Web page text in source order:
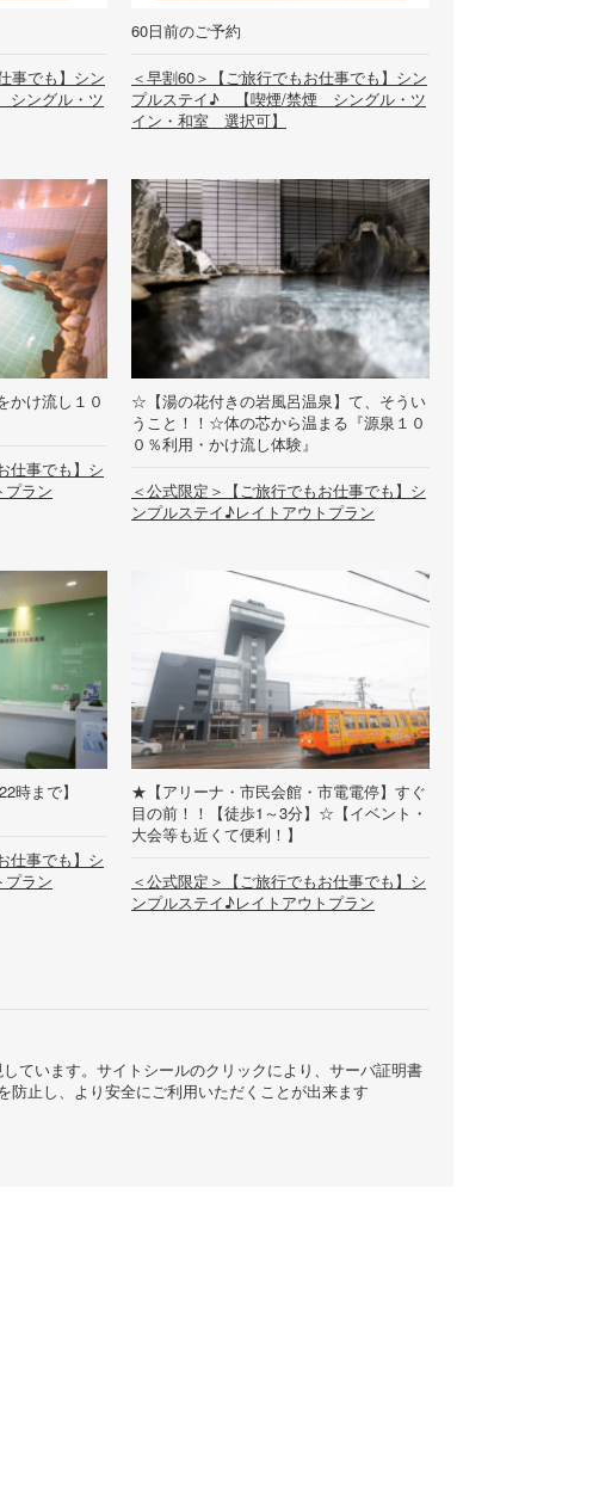
事でも】シン
ングル・ツ
60日前のご予約
＜早割60＞【ご旅行でもお仕事でも】シン
プルステイ♪ 【喫煙/禁煙 シングル・ツ
イン・和室 選択可】
かけ流し１０
仕事でも】シ
プラン
☆【湯の花付きの岩風呂温泉】て、そうい
うこと！！☆体の芯から温まる『源泉１０
０％利用・かけ流し体験』
＜公式限定＞【ご旅行でもお仕事でも】シ
ンプルステイ♪レイトアウトプラン
時まで】
仕事でも】シ
プラン
★【アリーナ・市民会館・市電電停】すぐ
目の前！！【徒歩1～3分】☆【イベント・
大会等も近くて便利！】
＜公式限定＞【ご旅行でもお仕事でも】シ
ンプルステイ♪レイトアウトプラン
ています。サイトシールのクリックにより、サーバ証明書
止し、より安全にご利用いただくことが出来ます